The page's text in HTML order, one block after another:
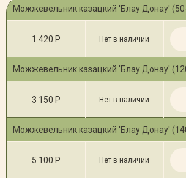
Можжевельник казацкий 'Блау Донау'
1 420 Р Нет в наличии
Можжевельник казацкий 'Блау Донау'
3 150 Р Нет в наличии
Можжевельник казацкий 'Блау Донау'
5 100 Р Нет в наличии